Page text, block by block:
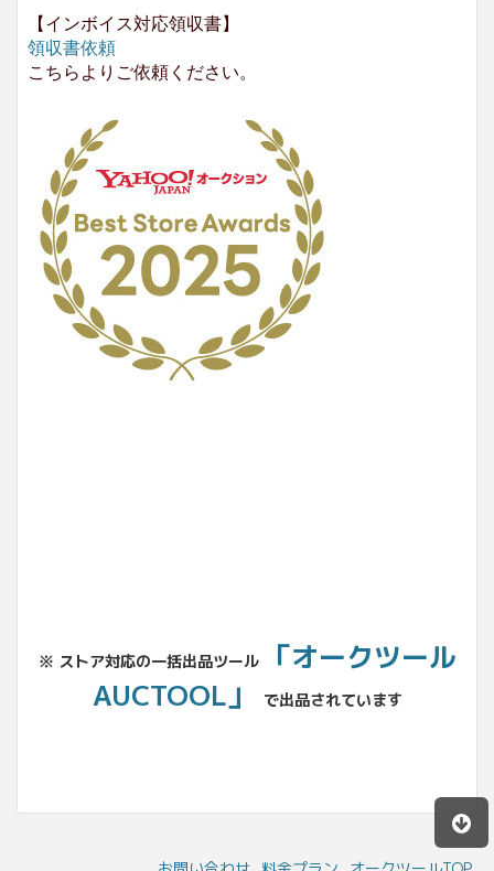
【インボイス対応領収書】
領収書依頼
こちらよりご依頼ください。
※ ストア対応の一括出品ツール
「オークツール
AUCTOOL」
で出品されています